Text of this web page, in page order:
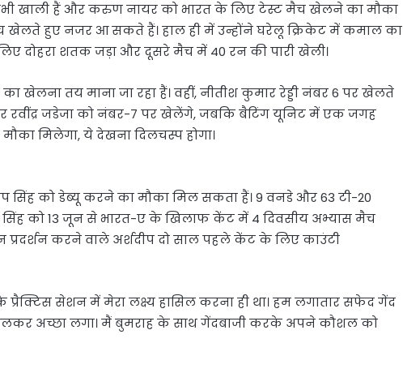
खाली हैं और करुण नायर को भारत के लिए टेस्ट मैच खेलने का मौका
खेलते हुए नजर आ सकते हैं। हाल ही में उन्होंने घरेलू क्रिकेट में कमाल का
दोहरा शतक जड़ा और दूसरे मैच में 40 रन की पारी खेली।
खेलना तय माना जा रहा हैं। वहीं, नीतीश कुमार रेड्डी नंबर 6 पर खेलते
जडेजा को नंबर-7 पर खेलेंगे, जबकि बैटिंग यूनिट में एक जगह
मिलेगा, ये देखना दिलचस्प होगा।
को डेब्यू करने का मौका मिल सकता हैं। 9 वनडे और 63 टी-20
को 13 जून से भारत-ए के खिलाफ केंट में 4 दिवसीय अभ्यास मैच
करने वाले अर्शदीप दो साल पहले केंट के लिए काउंटी
सेशन में मेरा लक्ष्य हासिल करना ही था। हम लगातार सफेद गेंद
अच्छा लगा। मैं बुमराह के साथ गेंदबाजी करके अपने कौशल को